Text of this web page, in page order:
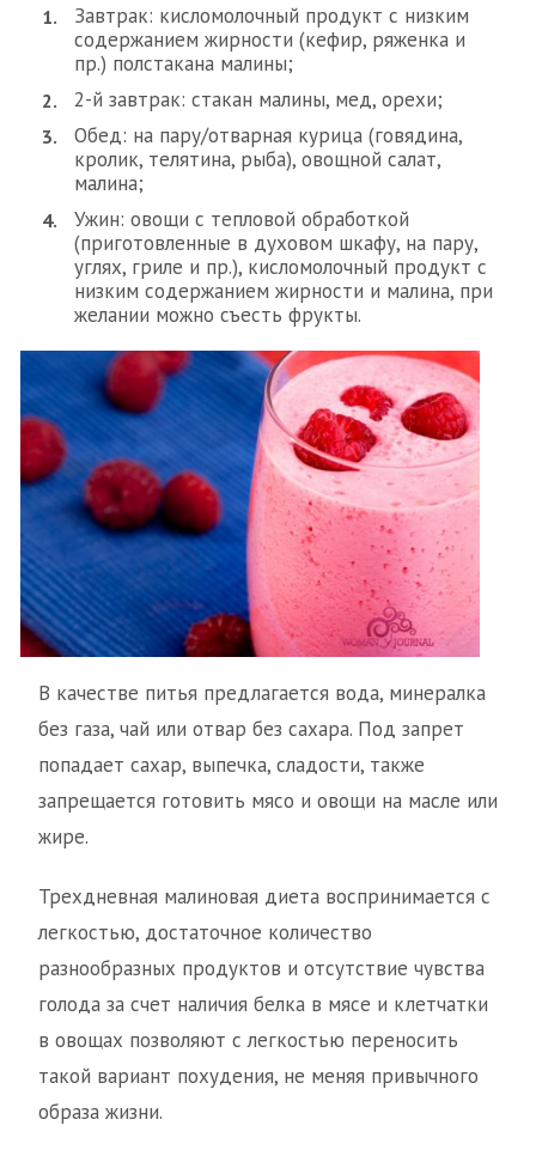
Завтрак: кисломолочный продукт с низким
содержанием жирности (кефир, ряженка и
пр.) полстакана малины;
2-й завтрак: стакан малины, мед, орехи;
Обед: на пару/отварная курица (говядина,
кролик, телятина, рыба), овощной салат,
малина;
Ужин: овощи с тепловой обработкой
(приготовленные в духовом шкафу, на пару,
углях, гриле и пр.), кисломолочный продукт с
низким содержанием жирности и малина, при
желании можно съесть фрукты.
В качестве питья предлагается вода, минералка
без газа, чай или отвар без сахара. Под запрет
попадает сахар, выпечка, сладости, также
запрещается готовить мясо и овощи на масле или
жире.
Трехдневная малиновая диета воспринимается с
легкостью, достаточное количество
разнообразных продуктов и отсутствие чувства
голода за счет наличия белка в мясе и клетчатки
в овощах позволяют с легкостью переносить
такой вариант похудения, не меняя привычного
образа жизни.